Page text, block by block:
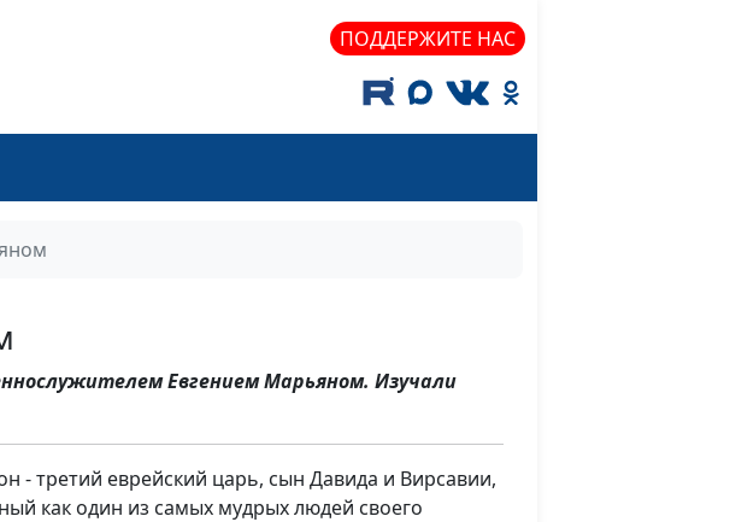
ПОДДЕРЖИТЕ НАС
Евгением Марьяном. Изучали
- третий еврейский царь, сын Давида и Вирсавии,
как один из самых мудрых людей своего